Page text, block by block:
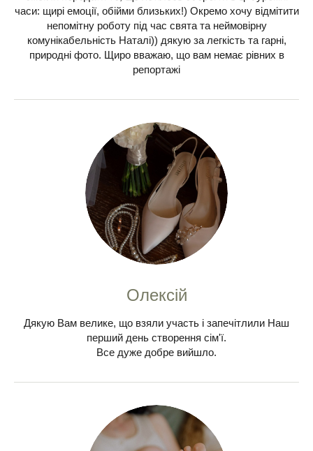
часи: щирі емоції, обійми близьких!) Окремо хочу відмітити
непомітну роботу під час свята та неймовірну
комунікабельність Наталі)) дякую за легкість та гарні,
природні фото. Щиро вважаю, що вам немає рівних в
репортажі
Олексій
Дякую Вам велике, що взяли участь і запечітлили Наш
перший день створення сім'ї.
Все дуже добре вийшло.